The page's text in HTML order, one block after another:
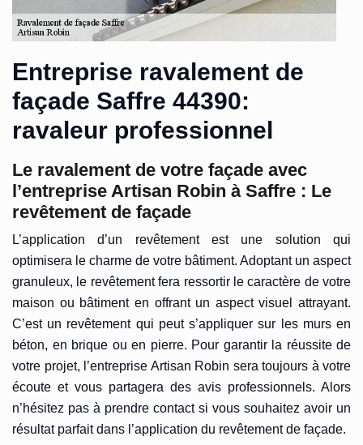
Entreprise ravalement de
façade Saffre 44390:
ravaleur professionnel
Le ravalement de votre façade avec
l’entreprise Artisan Robin à Saffre : Le
revêtement de façade
L’application d’un revêtement est une solution qui
optimisera le charme de votre bâtiment. Adoptant un aspect
granuleux, le revêtement fera ressortir le caractère de votre
maison ou bâtiment en offrant un aspect visuel attrayant.
C’est un revêtement qui peut s’appliquer sur les murs en
béton, en brique ou en pierre. Pour garantir la réussite de
votre projet, l’entreprise Artisan Robin sera toujours à votre
écoute et vous partagera des avis professionnels. Alors
n’hésitez pas à prendre contact si vous souhaitez avoir un
résultat parfait dans l’application du revêtement de façade.